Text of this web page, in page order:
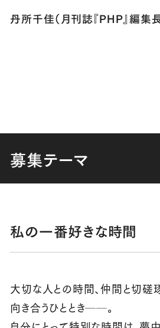
丹所千佳（月刊誌『PHP』編集長
募集テーマ
私の一番好きな時間
大切な人との時間、仲間と切磋
向き合うひととき──。